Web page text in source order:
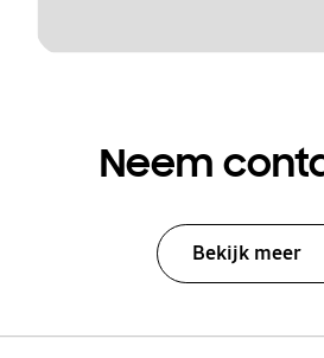
Neem
Bekijk meer